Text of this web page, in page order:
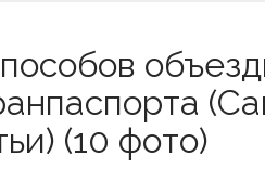
(10 фото)